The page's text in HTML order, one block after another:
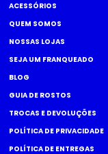
ACESSÓRIOS
QUEM SOMOS
NOSSAS LOJAS
SEJA UM FRANQUEADO
BLOG
GUIA DE ROSTOS
TROCAS E DEVOLUÇÕES
POLÍTICA DE PRIVACIDADE
POLÍTICA DE ENTREGAS